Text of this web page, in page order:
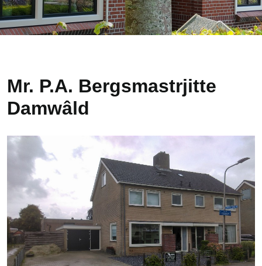
Mr. P.A. Bergsmastrjitte
Damwâld